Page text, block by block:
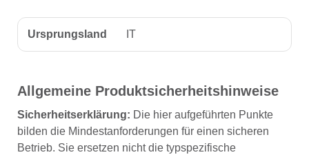
Ursprungsland IT
Allgemeine Produktsicherheitshinweise
Sicherheitserklärung: Die hier aufgeführten Punkte
bilden die Mindestanforderungen für einen sicheren
Betrieb. Sie ersetzen nicht die typspezifische